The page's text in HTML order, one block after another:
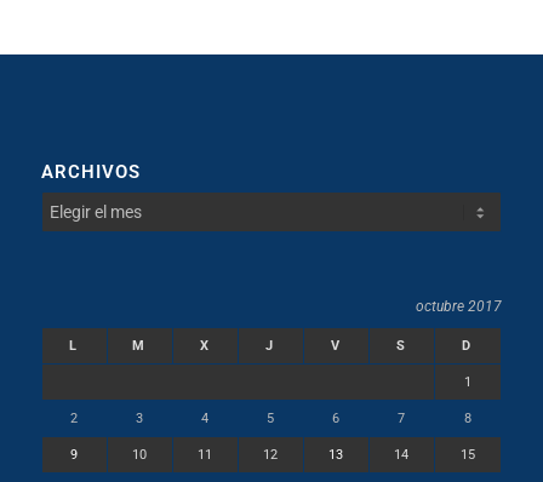
ARCHIVOS
octubre 2017
L M X J V S D
1
2 3 4 5 6 7 8
9 10 11 12 13 14 15